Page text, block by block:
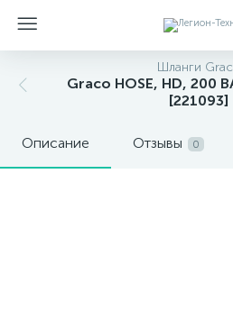
Шланги
Graco HOSE, HD, 200
[221093]
Описание Отзывы 0